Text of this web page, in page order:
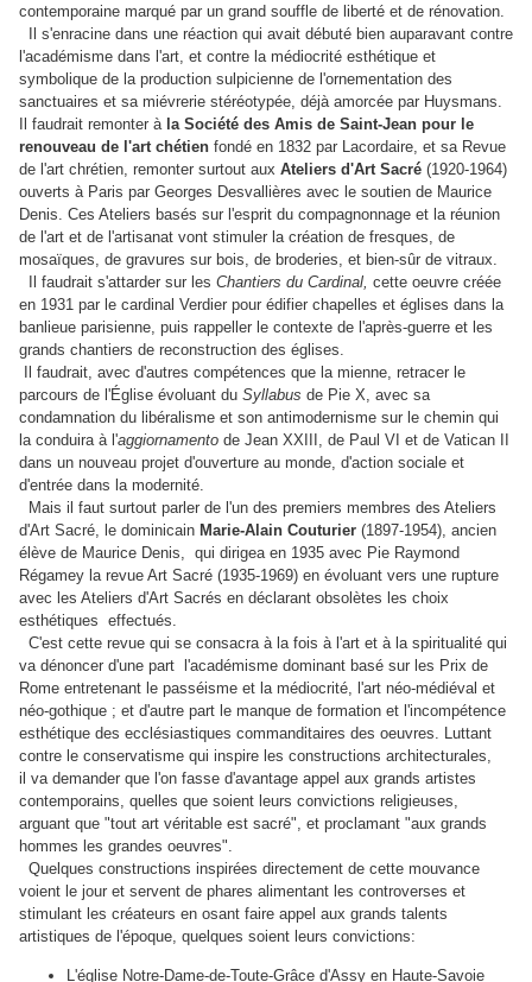
contemporaine marqué par un grand souffle de liberté et de rénovation.
Il s'enracine dans une réaction qui avait débuté bien auparavant contre
l'académisme dans l'art, et contre la médiocrité esthétique et
symbolique de la production sulpicienne de l'ornementation des
sanctuaires et sa miévrerie stéréotypée, déjà amorcée par Huysmans.
Il faudrait remonter à la Société des Amis de Saint-Jean pour le
renouveau de l'art chétien fondé en 1832 par Lacordaire, et sa Revue
de l'art chrétien, remonter surtout aux Ateliers d'Art Sacré (1920-1964)
ouverts à Paris par Georges Desvallières avec le soutien de Maurice
Denis. Ces Ateliers basés sur l'esprit du compagnonnage et la réunion
de l'art et de l'artisanat vont stimuler la création de fresques, de
mosaïques, de gravures sur bois, de broderies, et bien-sûr de vitraux.
Il faudrait s'attarder sur les Chantiers du Cardinal, cette oeuvre créée
en 1931 par le cardinal Verdier pour édifier chapelles et églises dans la
banlieue parisienne, puis rappeller le contexte de l'après-guerre et les
grands chantiers de reconstruction des églises.
Il faudrait, avec d'autres compétences que la mienne, retracer le
parcours de l'Église évoluant du Syllabus de Pie X, avec sa
condamnation du libéralisme et son antimodernisme sur le chemin qui
la conduira à l'aggiornamento de Jean XXIII, de Paul VI et de Vatican II
dans un nouveau projet d'ouverture au monde, d'action sociale et
d'entrée dans la modernité.
Mais il faut surtout parler de l'un des premiers membres des Ateliers
d'Art Sacré, le dominicain Marie-Alain Couturier (1897-1954), ancien
élève de Maurice Denis, qui dirigea en 1935 avec Pie Raymond
Régamey la revue Art Sacré (1935-1969) en évoluant vers une rupture
avec les Ateliers d'Art Sacrés en déclarant obsolètes les choix
esthétiques effectués.
C'est cette revue qui se consacra à la fois à l'art et à la spiritualité qui
va dénoncer d'une part l'académisme dominant basé sur les Prix de
Rome entretenant le passéisme et la médiocrité, l'art néo-médiéval et
néo-gothique ; et d'autre part le manque de formation et l'incompétence
esthétique des ecclésiastiques commanditaires des oeuvres. Luttant
contre le conservatisme qui inspire les constructions architecturales,
il va demander que l'on fasse d'avantage appel aux grands artistes
contemporains, quelles que soient leurs convictions religieuses,
arguant que "tout art véritable est sacré", et proclamant "aux grands
hommes les grandes oeuvres".
Quelques constructions inspirées directement de cette mouvance
voient le jour et servent de phares alimentant les controverses et
stimulant les créateurs en osant faire appel aux grands talents
artistiques de l'époque, quelques soient leurs convictions:
L'église Notre-Dame-de-Toute-Grâce d'Assy en Haute-Savoie